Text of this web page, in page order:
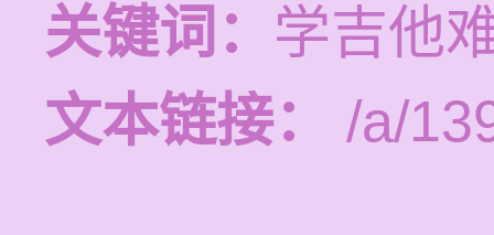
关键词： 学吉他
文本链接：
/a/